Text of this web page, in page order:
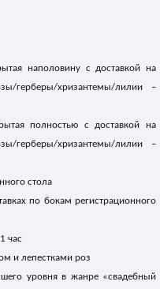
наполовину c доставкой на
герберы/хризантемы/лилии –
полностью c доставкой на
герберы/хризантемы/лилии –
стола
по бокам регистрационного
час
и лепестками роз
уровня в жанре «свадебный